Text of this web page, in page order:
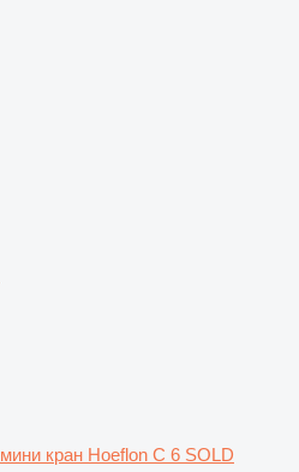
мини кран Hoeflon C 6 SOLD